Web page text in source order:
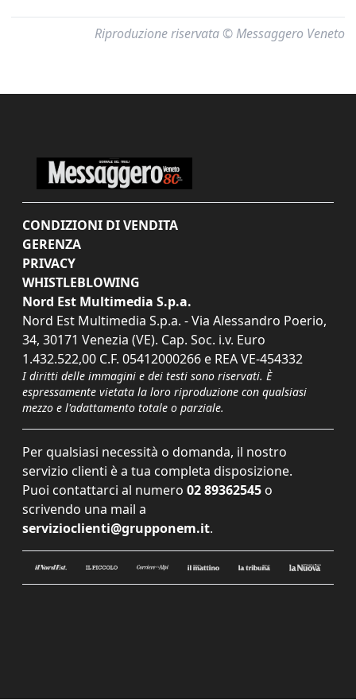
Riproduzione riservata © Messaggero Veneto
CONDIZIONI DI VENDITA
GERENZA
PRIVACY
WHISTLEBLOWING
Nord Est Multimedia S.p.a.
Nord Est Multimedia S.p.a. - Via Alessandro Poerio,
34, 30171 Venezia (VE). Cap. Soc. i.v. Euro
1.432.522,00 C.F. 05412000266 e REA VE-454332
I diritti delle immagini e dei testi sono riservati. È
espressamente vietata la loro riproduzione con qualsiasi
mezzo e l'adattamento totale o parziale.
Per qualsiasi necessità o domanda, il nostro
servizio clienti è a tua completa disposizione.
Puoi contattarci al numero 02 89362545 o
scrivendo una mail a
servizioclienti@grupponem.it.